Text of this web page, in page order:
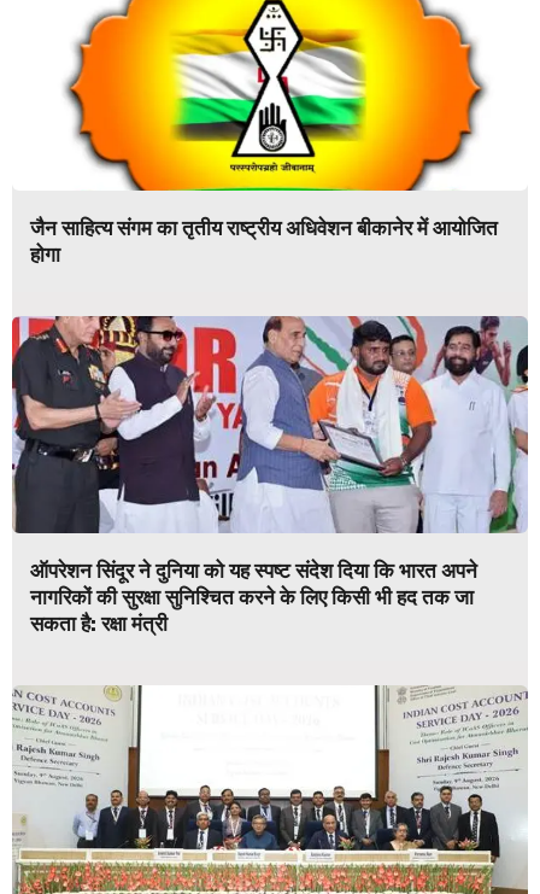
जैन साहित्य संगम का तृतीय राष्ट्रीय अधिवेशन बीकानेर में आयोजित
होगा
ऑपरेशन सिंदूर ने दुनिया को यह स्पष्ट संदेश दिया कि भारत अपने
नागरिकों की सुरक्षा सुनिश्चित करने के लिए किसी भी हद तक जा
सकता है: रक्षा मंत्री